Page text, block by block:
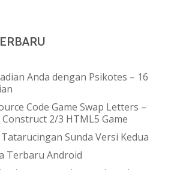
Anda dengan Psikotes – 16
Code Game Swap Letters –
2/3 HTML5 Game
Sunda Versi Kedua
Terbaru Android